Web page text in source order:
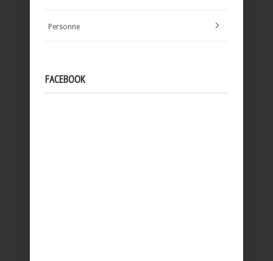
Personne
FACEBOOK